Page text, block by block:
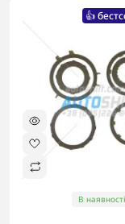
диски для
крутного
Сталеві
зчеплення.
Хвилясті
передач.
Повні
👍
В наявності